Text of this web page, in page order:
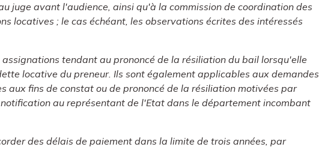
juge avant l'audience, ainsi qu'à la commission de coordination des
locatives ; le cas échéant, les observations écrites des intéressés
tendant au prononcé de la résiliation du bail lorsqu'elle
locative du preneur. Ils sont également applicables aux demandes
aux fins de constat ou de prononcé de la résiliation motivées par
au représentant de l'Etat dans le département incombant
des délais de paiement dans la limite de trois années, par